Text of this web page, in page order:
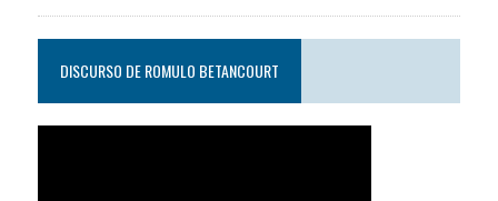
DISCURSO DE ROMULO BETANCOURT